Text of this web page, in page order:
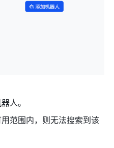
人。
范围内，则无法搜索到该